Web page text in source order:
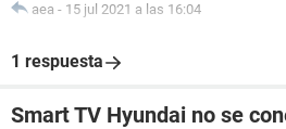
aea - 15 jul 2021 a las 16:04
1 respuesta
Smart TV Hyundai no se